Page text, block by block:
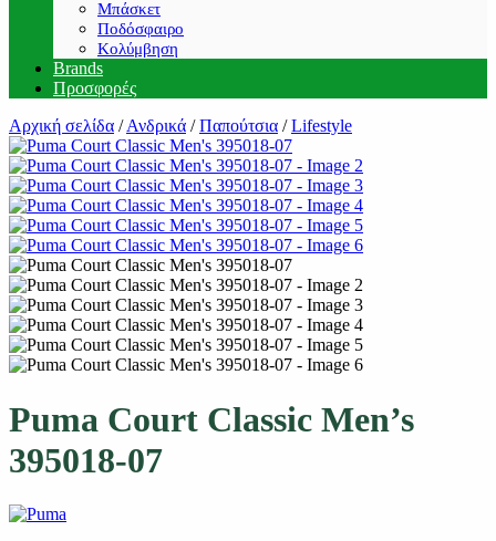
Μπάσκετ
Ποδόσφαιρο
Κολύμβηση
Brands
Προσφορές
Αρχική σελίδα /Ανδρικά / Παπούτσια / Lifestyle
Puma Court Classic Men’s
395018-07